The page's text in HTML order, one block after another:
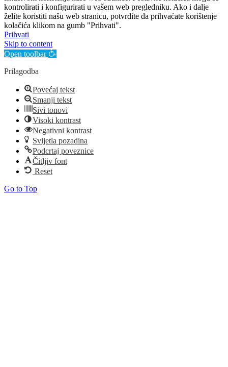
kontrolirati i konfigurirati u vašem web pregledniku. Ako i dalje
želite koristiti našu web stranicu, potvrdite da prihvaćate korištenje
kolačića klikom na gumb "Prihvati".
Prihvati
Skip to content
Open toolbar
Prilagodba
Povećaj tekst
Smanji tekst
Sivi tonovi
Visoki kontrast
Negativni kontrast
Svijetla pozadina
Podcrtaj poveznice
Čitljiv font
Reset
Go to Top